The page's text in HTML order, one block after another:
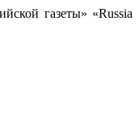
газеты» «Russia